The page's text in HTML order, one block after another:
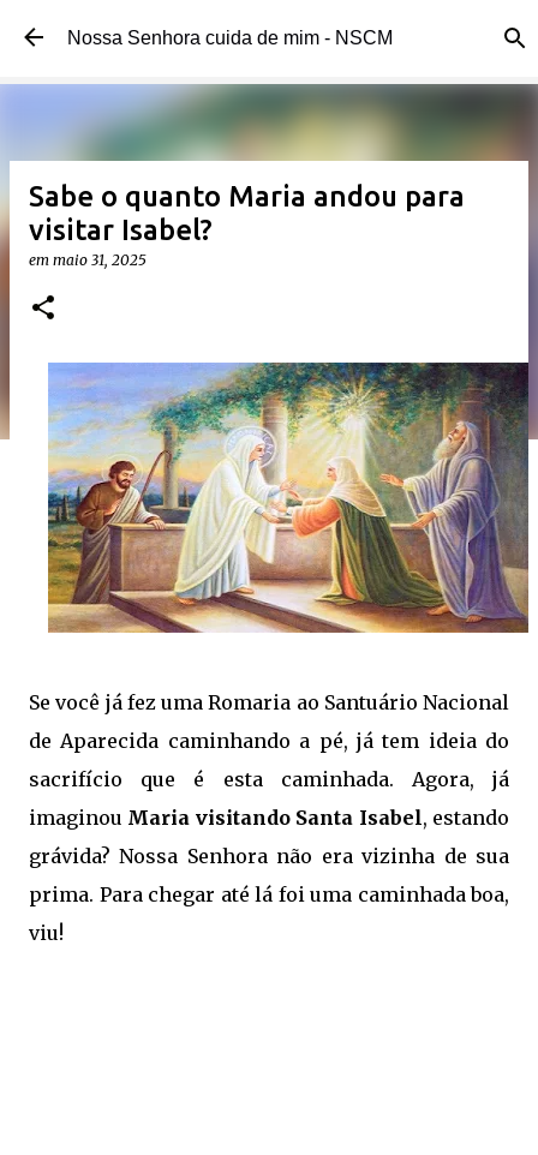
Pular para o conteúdo principal
Nossa Senhora cuida de mim - NSCM
Sabe o quanto Maria andou para
visitar Isabel?
em maio 31, 2025
Se você já fez uma Romaria ao Santuário Nacional
de Aparecida caminhando a pé, já tem ideia do
sacrifício que é esta caminhada. Agora, já
imaginou Maria visitando Santa Isabel, estando
grávida? Nossa Senhora não era vizinha de sua
prima. Para chegar até lá foi uma caminhada boa,
viu!